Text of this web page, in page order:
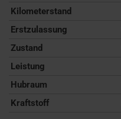
Kilometerstand
Erstzulassung
Zustand
Leistung
Hubraum
Kraftstoff